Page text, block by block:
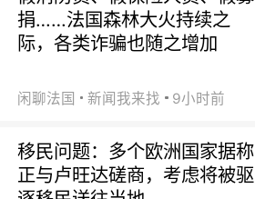
捐……法国森林大火持续之
际，各类诈骗也随之增加
闲聊法国 新闻我来找 9小时前
移民问题：多个欧洲国家据称
正与卢旺达磋商，考虑将被驱